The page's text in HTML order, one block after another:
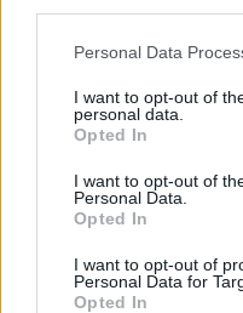
Personal Data
I want to opt-out of
personal data.
Opted In
I want to opt-out of
Personal Data.
Opted In
I want to opt-out of
Personal Data for
Opted In
32 laipsnių šilumos
Žinios | Orai
V. Zalužno pasisakymą
Ukrainos politikoje: jis
Laidos | Nauja diena
Nufilmavo, kaip patvino